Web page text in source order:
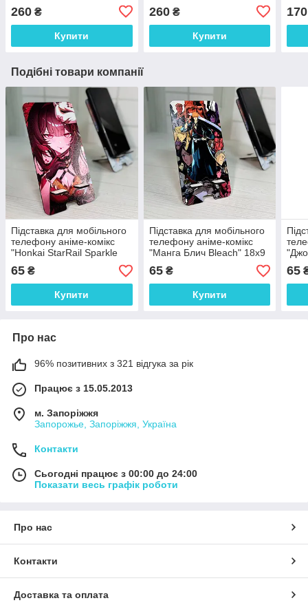
260 ₴
Купити
260₴
Купити
170
Подібні товари компанії
Підставка для мобільного
телефону аніме-комікс
"Honkai StarRail Sparkle
Іскорка" 18х9 см
65 ₴
Купити
Підставка для мобільного
телефону аніме-комікс
"Манга Блич Bleach" 18х9
см
65₴
Купити
65
Про нас
96% позитивних з 321 відгука за рік
Працює з 15.05.2013
м. Запоріжжя
Запорожье, Запоріжжя, Україна
Контакти
Сьогодні працює з 00:00 до 24:00
Показати весь графік роботи
Про нас
Контакти
Доставка та оплата